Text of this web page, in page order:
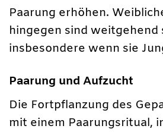
Paarung erhöhen.
hingegen sind weitgehend
insbesondere wenn sie
Paarung und Aufzucht
Die Fortpflanzung des
mit einem Paarungsritual,